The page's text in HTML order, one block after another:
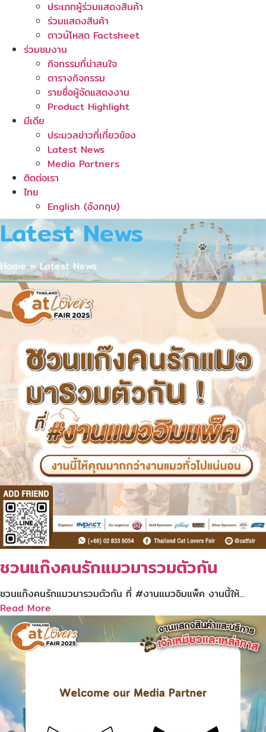
ประเภทผู้ร่วมแสดงสินค้า
ร่วมแสดงสินค้า
ดาวน์โหลด Factsheet
ร่วมชมงาน
กิจกรรมที่น่าสนใจ
ตารางกิจกรรม
รายชื่อผู้จัดแสดงงาน
Product Highlight
มีเดีย
ประมวลข่าวที่เกี่ยวข้อง
Latest News
Media Partners
ติดต่อเรา
ไทย
English (อังกฤษ)
Latest News
Home »Latest News
ชวนแก๊งคนรักแมวมารวมตัวกัน
ชวนแก๊งคนรักแมวมารวมตัวกัน ที่ #งานแมวอิมแพ็ค งานนี้ให้...
Read More